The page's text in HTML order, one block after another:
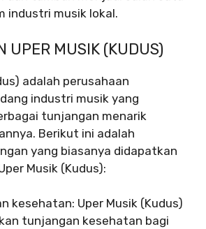
industri musik lokal.
UPER MUSIK (KUDUS)
adalah perusahaan
industri musik yang
tunjangan menarik
Berikut ini adalah
yang biasanya didapatkan
Musik (Kudus):
kesehatan: Uper Musik (Kudus)
tunjangan kesehatan bagi